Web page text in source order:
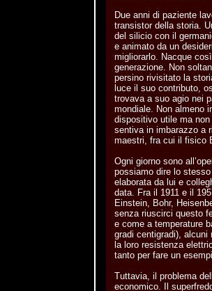
Due anni di paziente
transistor della storia.
del silicio con il
e animato da un
migliorarlo. Nacque
generazione. Non
persino rivisitato la
luce il suo contributo,
trovava a suo agio nei
mondiale. Non almeno
dispositivo utile ma
sentiva in imbarazzo a
maestri, fra cui il fisico
Ogni giorno sono
possiamo dire lo
elaborata da lui e
data. Fra il 1911 e il
Einstein, Bohr,
senza riuscirci questo
e come a temperature
gradi centigradi), alcuni
la loro resistenza
tanto per fare un
Tuttavia, il problema
economico. Il